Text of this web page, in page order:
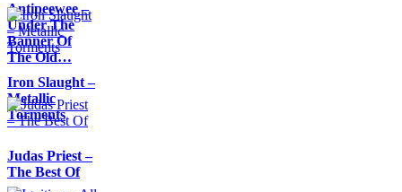
Antipeewee –
Under The
Banner Of
The Old…
Iron Slaught –
Metallic
Torments
Judas Priest –
The Best Of